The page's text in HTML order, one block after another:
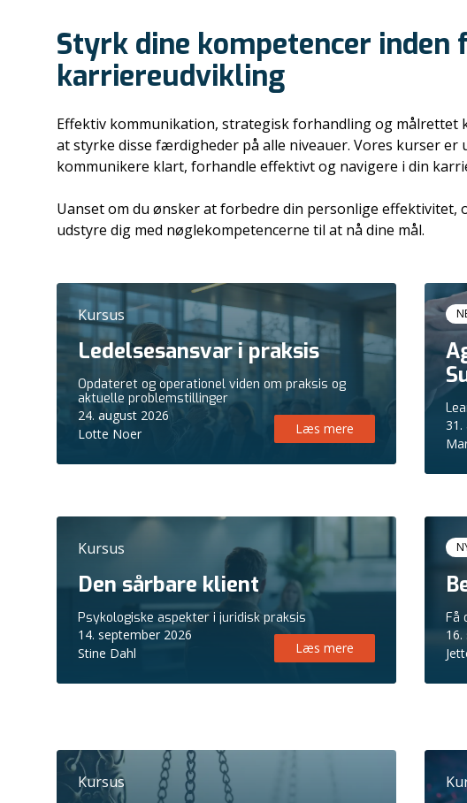
Styrk dine kompetencer
karriereudvikling
Effektiv kommunikation, strategisk forhandling og
at styrke disse færdigheder på alle niveauer. Vores kurser
kommunikere klart, forhandle effektivt og navigere i din
Uanset om du ønsker at forbedre din personlige
udstyre dig med nøglekompetencerne til at nå dine mål.
Kursus
Ledelsesansvar i praksis
Opdateret og operationel viden om praksis og
aktuelle problemstillinger
24. august 2026
Lotte Noer
Læs mere
31.
Kursus
Den sårbare klient
Psykologiske aspekter i juridisk praksis
14. september 2026
Stine Dahl
Læs mere
Få
Kursus